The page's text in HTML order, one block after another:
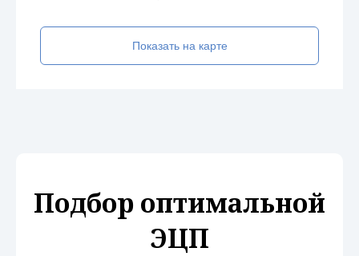
Показать на карте
Подбор оптимальной
ЭЦП